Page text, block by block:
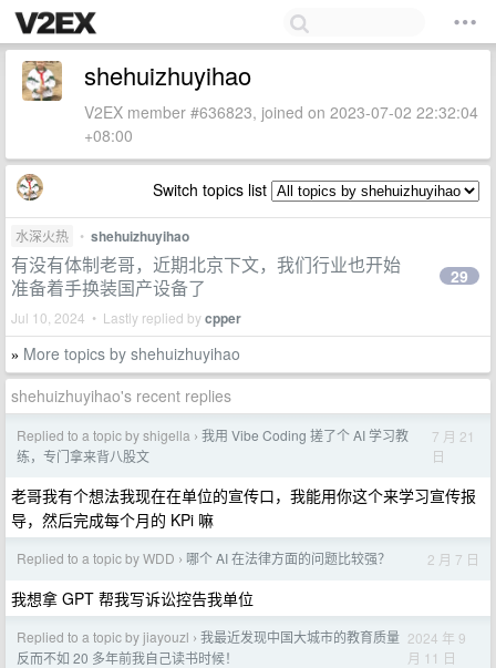
shehuizhuyihao
V2EX member #636823, joined on 2023-07-02 22:32:04
+08:00
Switch topics list
水深火热 • shehuizhuyihao
有没有体制老哥，近期北京下文，我们行业也开始
准备着手换装国产设备了
Jul 10, 2024 • Lastly replied bycpper
29
» More topics by shehuizhuyihao
shehuizhuyihao's recent replies
Replied to a topic by shigella › 我用 Vibe Coding 搓了个 AI 学习教
练，专门拿来背八股文
7 月 21
日
老哥我有个想法我现在在单位的宣传口，我能用你这个来学习宣传报
导，然后完成每个月的 KPi 嘛
Replied to a topic by WDD › 哪个 AI 在法律方面的问题比较强？ 2 月 7 日
我想拿 GPT 帮我写诉讼控告我单位
Replied to a topic by jiayouzl › 我最近发现中国大城市的教育质量
反而不如 20 多年前我自己读书时候！
2024 年 9
月 11 日